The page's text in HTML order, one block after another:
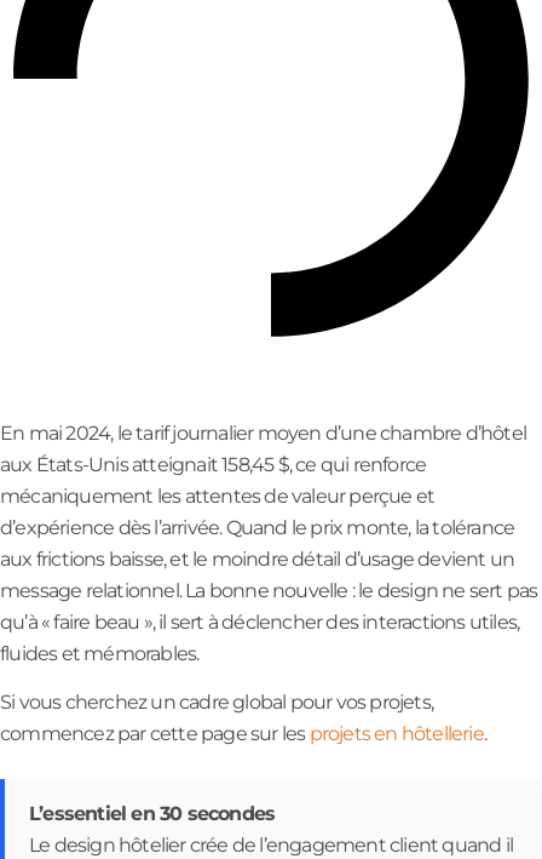
En mai 2024, le tarif journalier moyen d’une chambre d’hôtel
aux États-Unis atteignait 158,45 $, ce qui renforce
mécaniquement les attentes de valeur perçue et
d’expérience dès l’arrivée. Quand le prix monte, la tolérance
aux frictions baisse, et le moindre détail d’usage devient un
message relationnel. La bonne nouvelle : le design ne sert pas
qu’à « faire beau », il sert à déclencher des interactions utiles,
fluides et mémorables.
Si vous cherchez un cadre global pour vos projets,
commencez par cette page sur les projets en hôtellerie.
L’essentiel en 30 secondes
Le design hôtelier crée de l’engagement client quand il